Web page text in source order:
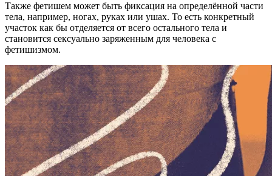
Также фетишем может быть фиксация на определённой части
тела, например, ногах, руках или ушах. То есть конкретный
участок как бы отделяется от всего остального тела и
становится сексуально заряженным для человека с
фетишизмом.